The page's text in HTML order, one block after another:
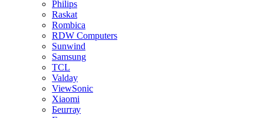
Philips
Raskat
Rombica
RDW Computers
Sunwind
Samsung
TCL
Valday
ViewSonic
Xiaomi
Бештау